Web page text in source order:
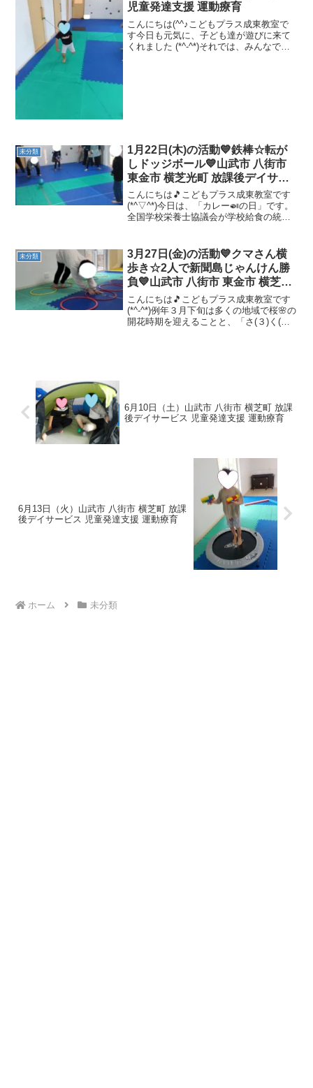
児童発達支援 運動療育
こんにちは(^^♪こどもプラス成東教室で
す今日も元気に、子ども達が遊びに来て
くれました (*^-^*)それでは、みんなで体
未分類
1月22日(木)の活動💙鉄棒☆転が
しドッジボール💙山武市 八街市
東金市 横芝光町 放課後デイサー
ビス 児童発達支援 運動療育
こんにちは🎵こどもプラス成東教室です
(*^▽^*)今日は、「カレー🍛の日」です。
全国学校栄養士協議会が学校給食の統一
日」とも呼ばれているそうです。学校給
食のカレーってと...
未分類
3月27日(金)の活動💙クマさん横
歩き☆2人で新聞島じゃんけん勝
負💙山武市 八街市 東金市 横芝光
町 放課後デイサービス 児童発達
支援 運動療育
こんにちは🎵こどもプラス成東教室です
(*^-^*)例年３月下旬は多くの地域で桜🌸の
開花時期を迎えることと、「さ(３)く(９)
6月10日（土）山武市 八街市 横芝町 放課
後デイサービス 児童発達支援 運動療育
6月13日（火）山武市 八街市 横芝町 放課
後デイサービス 児童発達支援 運動療育
ホーム 未分類